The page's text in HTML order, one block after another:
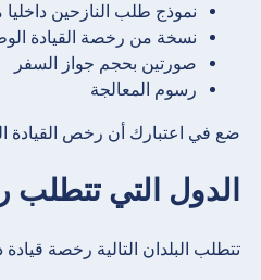
نموذج طلب النازحين
نسخة من رخصة القيادة
صورتين بحجم جواز السفر
رسوم المعالجة
ضع في اعتبارك أن رخص القيادة
الدول التي تتطلب
تتطلب البلدان التالية رخصة قيادة